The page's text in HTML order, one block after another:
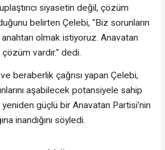
siyasetin değil, çözüm
belirten Çelebi, "Biz sorunların
olmak istiyoruz. Anavatan
vardır." dedi.
beraberlik çağrısı yapan Çelebi,
aşabilecek potansiyele sahip
güçlü bir Anavatan Partisi'nin
inandığını söyledi.